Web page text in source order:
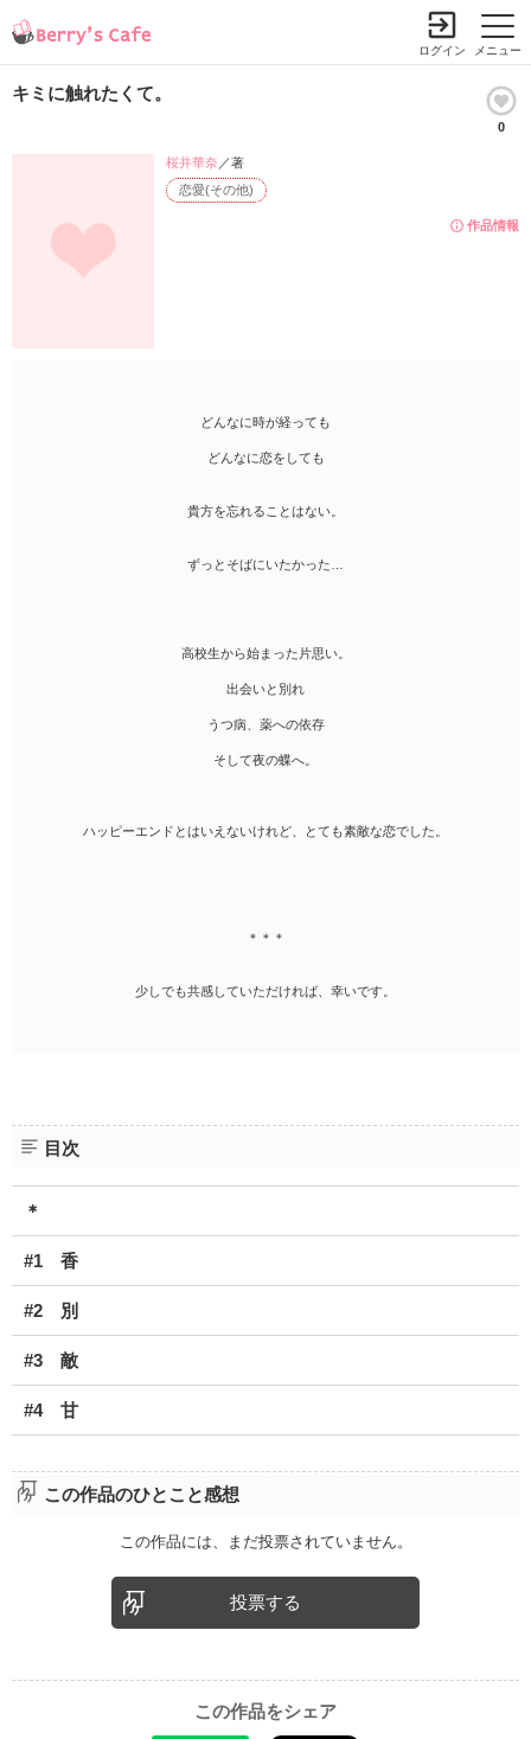
メニュー
ログイン
キミに触れたくて。
0
作品情報
恋愛(その他)
桜井華奈／著
どんなに時が経っても
どんなに恋をしても
貴方を忘れることはない。
ずっとそばにいたかった…
高校生から始まった片思い。
出会いと別れ
うつ病、薬への依存
そして夜の蝶へ。
ハッピーエンドとはいえないけれど、とても素敵な恋でした。
＊＊＊
少しでも共感していただければ、幸いです。
目次
＊
#1 香
#2 別
#3 敵
#4 甘
この作品のひとこと感想
この作品には、まだ投票されていません。
投票する
この作品をシェア